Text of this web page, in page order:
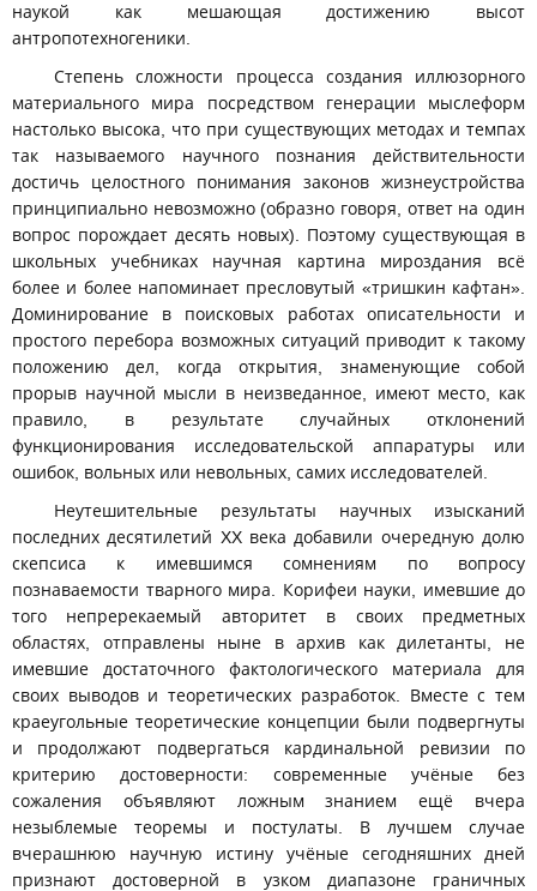
наукой как мешающая достижению высот
антропотехногеники.
Степень сложности процесса создания иллюзорного
материального мира посредством генерации мыслеформ
настолько высока, что при существующих методах и темпах
так называемого научного познания действительности
достичь целостного понимания законов жизнеустройства
принципиально невозможно (образно говоря, ответ на один
вопрос порождает десять новых). Поэтому существующая в
школьных учебниках научная картина мироздания всё
более и более напоминает пресловутый «тришкин кафтан».
Доминирование в поисковых работах описательности и
простого перебора возможных ситуаций приводит к такому
положению дел, когда открытия, знаменующие собой
прорыв научной мысли в неизведанное, имеют место, как
правило, в результате случайных отклонений
функционирования исследовательской аппаратуры или
ошибок, вольных или невольных, самих исследователей.
Неутешительные результаты научных изысканий
последних десятилетий XX века добавили очередную долю
скепсиса к имевшимся сомнениям по вопросу
познаваемости тварного мира. Корифеи науки, имевшие до
того непререкаемый авторитет в своих предметных
областях, отправлены ныне в архив как дилетанты, не
имевшие достаточного фактологического материала для
своих выводов и теоретических разработок. Вместе с тем
краеугольные теоретические концепции были подвергнуты
и продолжают подвергаться кардинальной ревизии по
критерию достоверности: современные учёные без
сожаления объявляют ложным знанием ещё вчера
незыблемые теоремы и постулаты. В лучшем случае
вчерашнюю научную истину учёные сегодняшних дней
признают достоверной в узком диапазоне граничных